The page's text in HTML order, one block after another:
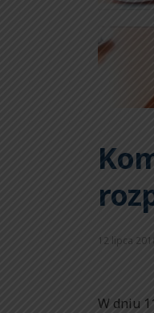
12 lipca
W dniu